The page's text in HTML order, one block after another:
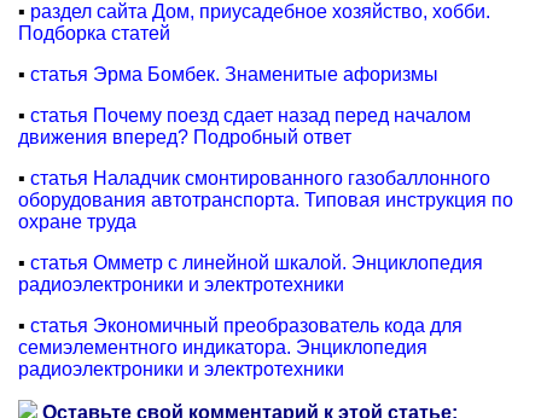
▪ раздел сайта Дом, приусадебное хозяйство, хобби.
Подборка статей
▪ статья Эрма Бомбек. Знаменитые афоризмы
▪ статья Почему поезд сдает назад перед началом
движения вперед? Подробный ответ
▪ статья Наладчик смонтированного газобаллонного
оборудования автотранспорта. Типовая инструкция по
охране труда
▪ статья Омметр с линейной шкалой. Энциклопедия
радиоэлектроники и электротехники
▪ статья Экономичный преобразователь кода для
семиэлементного индикатора. Энциклопедия
радиоэлектроники и электротехники
Оставьте свой комментарий к этой статье: